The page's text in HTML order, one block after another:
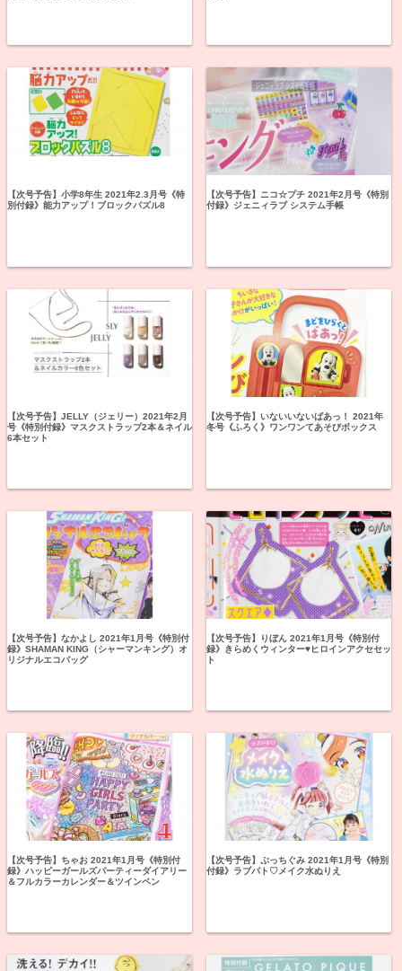
【次号予告】小学8年生 2021年2.3月号《特
別付録》能力アップ！ブロックパズル8
【次号予告】ニコ☆プチ 2021年2月号《特別
付録》ジェニィラブ システム手帳
【次号予告】JELLY（ジェリー）2021年2月
号《特別付録》マスクストラップ2本＆ネイル
6本セット
【次号予告】いないいないばあっ！ 2021年
冬号《ふろく》ワンワンてあそびボックス
【次号予告】なかよし 2021年1月号《特別付
録》SHAMAN KING（シャーマンキング）オ
リジナルエコバッグ
【次号予告】りぼん 2021年1月号《特別付
録》きらめくウィンター♥ヒロインアクセセッ
ト
【次号予告】ちゃお 2021年1月号《特別付
録》ハッピーガールズパーティーダイアリー
＆フルカラーカレンダー＆ツインペン
【次号予告】ぷっちぐみ 2021年1月号《特別
付録》ラブパト♡メイク水ぬりえ